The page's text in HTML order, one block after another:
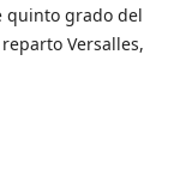
quinto grado del
Versalles,